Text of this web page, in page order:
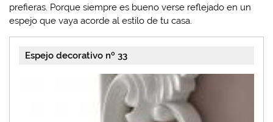
prefieras. Porque siempre es bueno verse reflejado en un
espejo que vaya acorde al estilo de tu casa.
Espejo decorativo nº 33